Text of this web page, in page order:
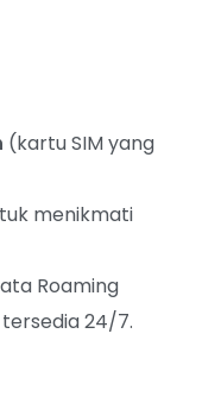
(kartu SIM yang
menikmati
Roaming
24/7.